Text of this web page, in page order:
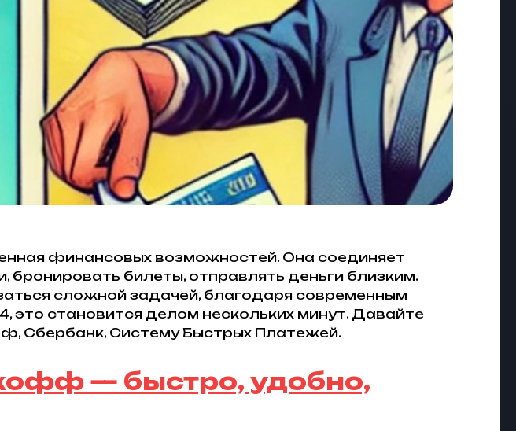
финансовых возможностей. Она соединяет
бронировать билеты, отправлять деньги близким.
сложной задачей, благодаря современным
это становится делом нескольких минут. Давайте
Сбербанк, Систему Быстрых Платежей.
— быстро, удобно,